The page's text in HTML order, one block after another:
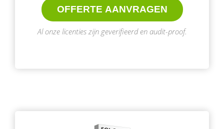
OFFERTE AANVRAGEN
Al onze licenties zijn geverifieerd en audit-proof.